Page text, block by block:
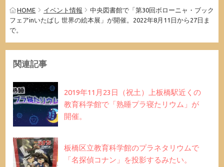
HOME イベント情報
中央図書館で「第30回ボローニャ・ブック
フェアinいたばし 世界の絵本展」が開催。2022年8月11日から27日ま
で。
関連記事
2019年11月23日（祝土）上板橋駅近くの
教育科学館で「熟睡プラ寝たリウム」が
開催。
板橋区立教育科学館のプラネタリウムで
「名探偵コナン」を投影するみたい。